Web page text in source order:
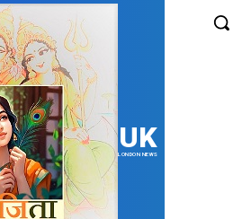
UK
LONDON NEWS